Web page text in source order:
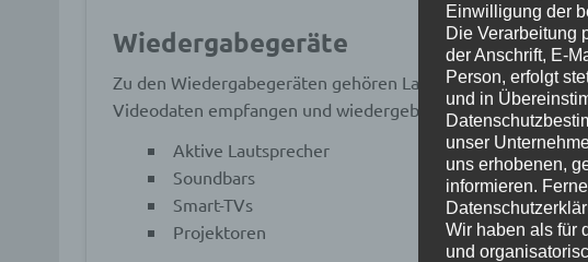
Wiedergabegeräte
Zu den Wiedergabegeräten gehören Lautsprecher,
Videodaten empfangen und wiedergeben können. Beispiele
Aktive Lautsprecher
Soundbars
Smart-TVs
Projektoren
Einwilligung der
Die Verarbeitung
der Anschrift, E-
Person, erfolgt
und in
unser
uns erhobenen,
informieren.
Wir haben als für
und